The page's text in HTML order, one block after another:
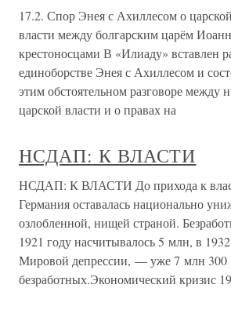
17.2. Спор Энея с Ахиллесом о
власти между болгарским царём
крестоносцами В «Илиаду» вставлен
единоборстве Энея с Ахиллесом и
этим обстоятельном разговоре между
царской власти и о правах на
НСДАП: К ВЛАСТИ
НСДАП: К ВЛАСТИ До прихода к
Германия оставалась национально
озлобленной, нищей страной.
1921 году насчитывалось 5 млн, в
Мировой депрессии, — уже 7 млн 300
безработных.Экономический кризис